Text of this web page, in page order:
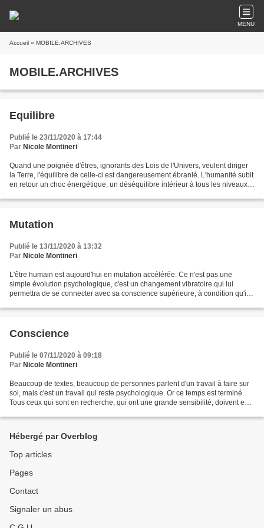
MENU
Accueil » MOBILE.ARCHIVES
MOBILE.ARCHIVES
Equilibre
Publié le 23/11/2020 à 17:44
Par Nicole Montineri
Quand une poignée d'êtres, ignorants des Lois de l'Univers, veulent diriger
la Terre, l'équilibre de celle-ci est dangereusement ébranlé. L'humanité subit
en retour un choc énergétique, un déséquilibre intérieur à tous les niveaux,
Mutation
Publié le 13/11/2020 à 13:32
Par Nicole Montineri
L'être humain est aujourd'hui en mutation accélérée. Ce n'est pas une
simple évolution psychologique, c'est un changement vibratoire qui lui
permettra de se connecter avec sa conscience supérieure, à condition qu'il
Conscience
Publié le 07/11/2020 à 09:18
Par Nicole Montineri
Beaucoup de textes, beaucoup de personnes parlent d'un travail à faire sur
soi, mais c'est un travail qui reste psychologique. Or ce temps est terminé.
Tous ceux qui sont en recherche, qui ont une grande sensibilité, doivent en
Hébergé par Overblog
Top articles
Pages
Contact
Signaler un abus